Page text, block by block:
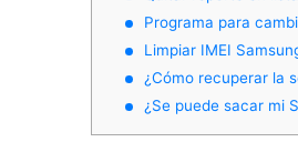
Programa para
Limpiar IMEI
¿Cómo recuperar la
¿Se puede sacar mi